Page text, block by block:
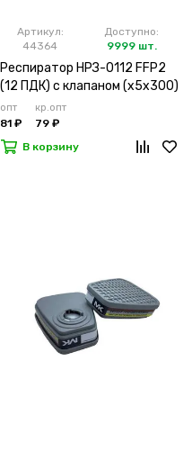
Артикул:
44364
Доступно:
9999 шт.
Респиратор НРЗ-0112 FFP2
(12 ПДК) с клапаном (х5х300)
опт
81 ₽
кр.опт
79 ₽
В корзину